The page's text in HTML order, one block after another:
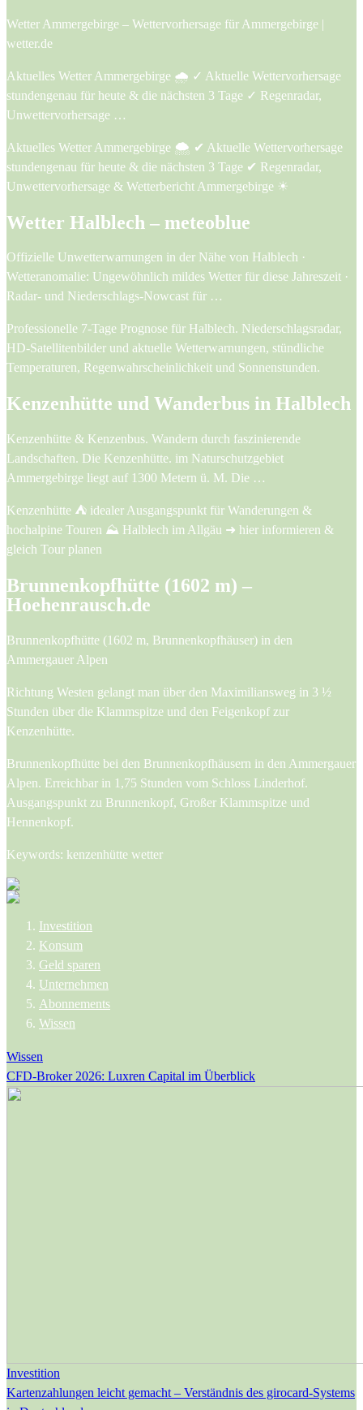
Wetter Ammergebirge – Wettervorhersage für Ammergebirge |
wetter.de
Aktuelles Wetter Ammergebirge 🌧️ ✓ Aktuelle Wettervorhersage
stundengenau für heute & die nächsten 3 Tage ✓ Regenradar,
Unwettervorhersage …
Aktuelles Wetter Ammergebirge 🌨️ ✔ Aktuelle Wettervorhersage
stundengenau für heute & die nächsten 3 Tage ✔ Regenradar,
Unwettervorhersage & Wetterbericht Ammergebirge ☀
Wetter Halblech – meteoblue
Offizielle Unwetterwarnungen in der Nähe von Halblech ·
Wetteranomalie: Ungewöhnlich mildes Wetter für diese Jahreszeit ·
Radar- und Niederschlags-Nowcast für …
Professionelle 7-Tage Prognose für Halblech. Niederschlagsradar,
HD-Satellitenbilder und aktuelle Wetterwarnungen, stündliche
Temperaturen, Regenwahrscheinlichkeit und Sonnenstunden.
Kenzenhütte und Wanderbus in Halblech
Kenzenhütte & Kenzenbus. Wandern durch faszinierende
Landschaften. Die Kenzenhütte. im Naturschutzgebiet
Ammergebirge liegt auf 1300 Metern ü. M. Die …
Kenzenhütte ⛺ idealer Ausgangspunkt für Wanderungen &
hochalpine Touren ⛰️ Halblech im Allgäu ➜ hier informieren &
gleich Tour planen
Brunnenkopfhütte (1602 m) –
Hoehenrausch.de
Brunnenkopfhütte (1602 m, Brunnenkopfhäuser) in den
Ammergauer Alpen
Richtung Westen gelangt man über den Maximiliansweg in 3 ½
Stunden über die Klammspitze und den Feigenkopf zur
Kenzenhütte.
Brunnenkopfhütte bei den Brunnenkopfhäusern in den Ammergauer
Alpen. Erreichbar in 1,75 Stunden vom Schloss Linderhof.
Ausgangspunkt zu Brunnenkopf, Großer Klammspitze und
Hennenkopf.
Keywords: kenzenhütte wetter
Investition
Konsum
Geld sparen
Unternehmen
Abonnements
Wissen
Wissen
CFD-Broker 2026: Luxren Capital im Überblick
Investition
Kartenzahlungen leicht gemacht – Verständnis des girocard-Systems